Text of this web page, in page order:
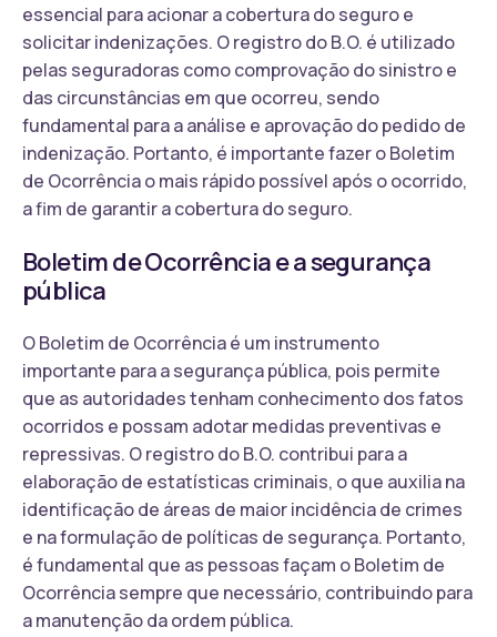
essencial para acionar a cobertura do seguro e
solicitar indenizações. O registro do B.O. é utilizado
pelas seguradoras como comprovação do sinistro e
das circunstâncias em que ocorreu, sendo
fundamental para a análise e aprovação do pedido de
indenização. Portanto, é importante fazer o Boletim
de Ocorrência o mais rápido possível após o ocorrido,
a fim de garantir a cobertura do seguro.
Boletim de Ocorrência e a segurança
pública
O Boletim de Ocorrência é um instrumento
importante para a segurança pública, pois permite
que as autoridades tenham conhecimento dos fatos
ocorridos e possam adotar medidas preventivas e
repressivas. O registro do B.O. contribui para a
elaboração de estatísticas criminais, o que auxilia na
identificação de áreas de maior incidência de crimes
e na formulação de políticas de segurança. Portanto,
é fundamental que as pessoas façam o Boletim de
Ocorrência sempre que necessário, contribuindo para
a manutenção da ordem pública.